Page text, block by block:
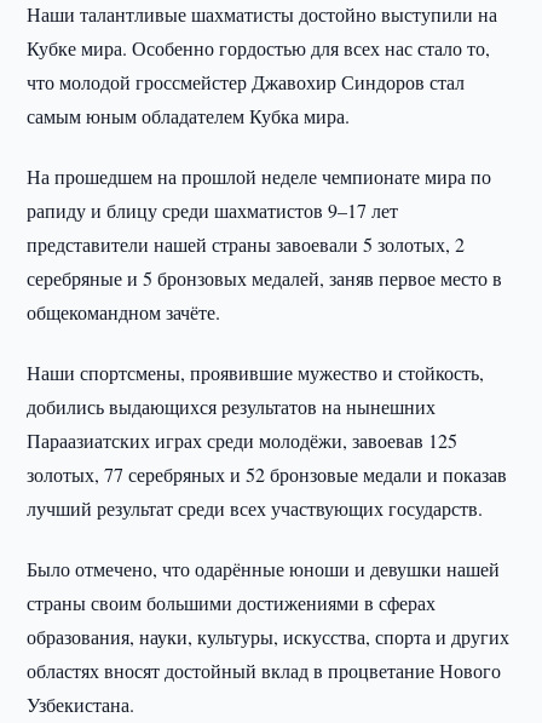
Наши талантливые шахматисты достойно выступили на
Кубке мира. Особенно гордостью для всех нас стало то,
что молодой гроссмейстер Джавохир Синдоров стал
самым юным обладателем Кубка мира.
На прошедшем на прошлой неделе чемпионате мира по
рапиду и блицу среди шахматистов 9–17 лет
представители нашей страны завоевали 5 золотых, 2
серебряные и 5 бронзовых медалей, заняв первое место в
общекомандном зачёте.
Наши спортсмены, проявившие мужество и стойкость,
добились выдающихся результатов на нынешних
Параазиатских играх среди молодёжи, завоевав 125
золотых, 77 серебряных и 52 бронзовые медали и показав
лучший результат среди всех участвующих государств.
Было отмечено, что одарённые юноши и девушки нашей
страны своим большими достижениями в сферах
образования, науки, культуры, искусства, спорта и других
областях вносят достойный вклад в процветание Нового
Узбекистана.